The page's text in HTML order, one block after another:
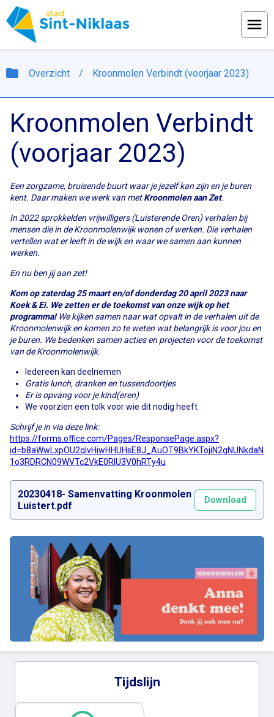
folder Overzicht / Kroonmolen Verbindt (voorjaar 2023)
Kroonmolen Verbindt
(voorjaar 2023)
Een zorgzame, bruisende buurt waar je jezelf kan zijn en je buren
kent. Daar maken we werk van met Kroonmolen aan Zet.
In 2022 sprokkelden vrijwilligers (Luisterende Oren) verhalen bij
mensen die in de Kroonmolenwijk wonen of werken. Die verhalen
vertellen wat er leeft in de wijk en waar we samen aan kunnen
werken.
En nu ben jij aan zet!
Kom op zaterdag 25 maart en/of donderdag 20 april 2023 naar
Koek & Ei. We zetten er de toekomst van onze wijk op het
programma! We kijken samen naar wat opvalt in de verhalen uit de
Kroonmolenwijk en komen zo te weten wat belangrijk is voor jou en
je buren. We bedenken samen acties en projecten voor de toekomst
van de Kroonmolenwijk.
Iedereen kan deelnemen
Gratis lunch, dranken en tussendoortjes
Er is opvang voor je kind(eren)
We voorzien een tolk voor wie dit nodig heeft
Schrijf je in via deze link:
https://forms.office.com/Pages/ResponsePage.aspx?
id=b8aWwLxpOU2qlvHiwHHUHsE8J_AuOT9BkYKTojiN2gNUNkdaN
1o3RDRCN09WVTc2VkE0RlU3V0hRTy4u
20230418- Samenvatting Kroonmolen
Luistert.pdf
Download
Tijdslijn